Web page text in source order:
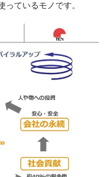
ているモノです。